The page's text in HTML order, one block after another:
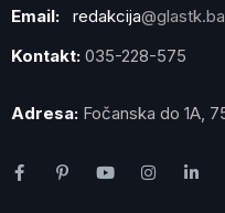
Email: redakcija@glastk.ba
Kontakt: 035-228-575
Adresa: Fočanska do 1A,